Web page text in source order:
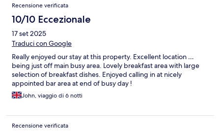
Recensione verificata
10/10 Eccezionale
17 set 2025
Traduci con Google
Really enjoyed our stay at this property. Excellent location …
being just off main busy area. Lovely breakfast area with large
selection of breakfast dishes. Enjoyed calling in at nicely
appointed bar area at end of busy day !
John, viaggio di 6 notti
Recensione verificata